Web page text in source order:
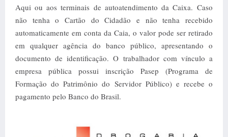
Aqui ou aos terminais de autoatendimento da Caixa. Caso
não tenha o Cartão do Cidadão e não tenha recebido
automaticamente em conta da Caia, o valor pode ser retirado
em qualquer agência do banco público, apresentando o
documento de identificação. O trabalhador com vínculo a
empresa pública possui inscrição Pasep (Programa de
Formação do Patrimônio do Servidor Público) e recebe o
pagamento pelo Banco do Brasil.